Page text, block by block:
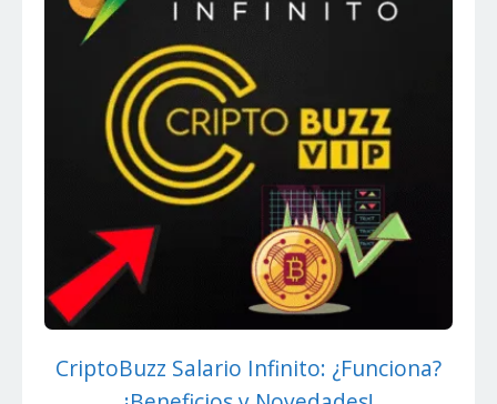
CriptoBuzz Salario Infinito: ¿Funciona?